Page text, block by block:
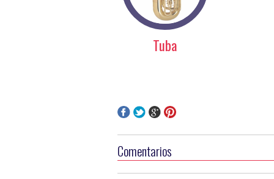
Tuba
Comentarios